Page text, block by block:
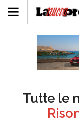
Tutte le